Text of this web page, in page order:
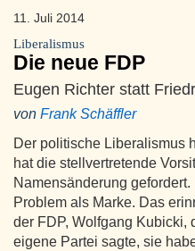
11. Juli 2014
Liberalismus
Die neue FDP
Eugen Richter statt
von Frank Schäffler
Der politische Liberalismus
hat die stellvertretende
Namensänderung
Problem als Marke. Das
der FDP, Wolfgang Kubicki,
eigene Partei sagte, sie